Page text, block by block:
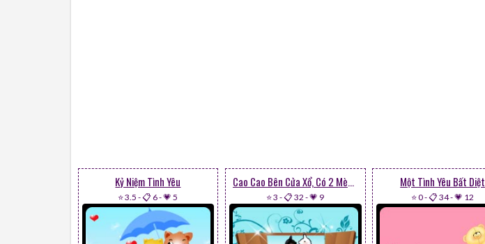
Kỷ Niệm Tình Yêu
⭐ 3.5 -📋 6-💗 5
Cao Cao Bên Cửa Xổ, Có 2 Mèo Hôn Nhau
⭐ 3 -📋 32 -💗 9
Một Tình Yêu Bất Diệt
⭐ 0-📋 34-💗 12